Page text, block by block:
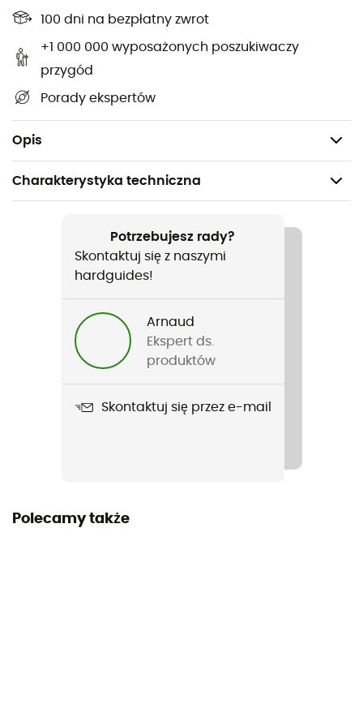
100 dni na bezpłatny zwrot
+1 000 000 wyposażonych poszukiwaczy
przygód
Porady ekspertów
Opis
Kolano jest stawem bardzo obciążonym, zwłaszcza
podczas uprawiania sportów takich jak narciarstwo czy
bieganie, gdzie ryzyko skręcenia jest wysokie.
Wyróżnia się 3 rodzaje skręceń: łagodne, średnie i ciężkie,
w zależności od stopnia uszkodzenia więzadła. Ból,
obrzęk i niestabilność różnią się w zależności od ciężkości
skręcenia.
Charakterystyka techniczna
Trail / Bieganie / Narciarstwo zjazdowe / Triatlon /
Codzienny użytek
Potrzebujesz rady?
Skontaktuj się z naszymi
hardguides!
Arnaud
Ekspert ds.
produktów
Skontaktuj się przez e-mail
Polecamy także